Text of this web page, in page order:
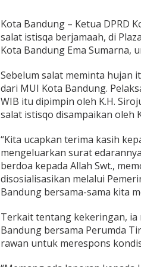
a
b
r
s
a
m
a
S
N
P
e
m
k
t
B
a
n
Kota Bandung – Ketua DPRD
salat istisqa berjamaah, di
Kota Bandung Ema Sumarna,
Sebelum salat meminta hujan
dari MUI Kota Bandung.
WIB itu dipimpin oleh K.H.
salat istisqo disampaikan oleh
“Kita ucapkan terima kasih
mengeluarkan surat
berdoa kepada Allah Swt.,
disosialisasikan melalui
Bandung bersama-sama kita
Terkait tentang kekeringan, ia
Bandung bersama Perumda
rawan untuk merespons